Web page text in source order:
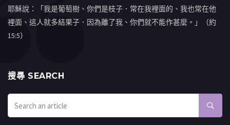
耶穌說：「我是葡萄樹、你們是枝子．常在我裡面的、我也常在他
裡面、這人就多結果子．因為離了我、你們就不能作甚麼。」（約
15:5）
搜㝷 SEARCH